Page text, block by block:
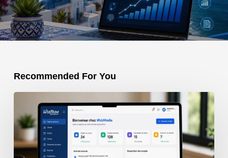
Recommended For You
ou
application
web